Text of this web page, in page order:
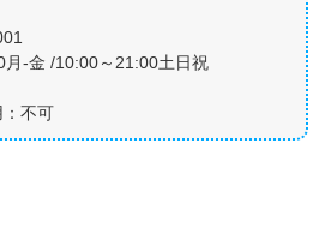
-金 /10:00～21:00土日祝
不可